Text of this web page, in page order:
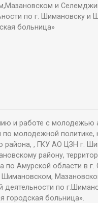
и
по г. Шимановску и
больница»
и работе с молодежью
молодежной политике,
района, , ГКУ АО ЦЗН г.
району,
по Амурской области в
деятельности по
городская больница».